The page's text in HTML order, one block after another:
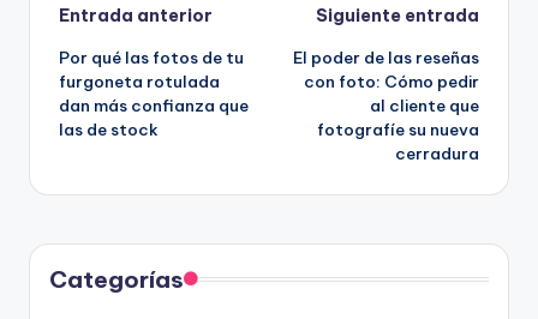
Navegación
de
entradas
Entrada anterior
Por qué las fotos de tu
furgoneta rotulada
dan más confianza que
las de stock
Siguiente entrada
El poder de las reseñas
con foto: Cómo pedir
al cliente que
fotografíe su nueva
cerradura
Categorías